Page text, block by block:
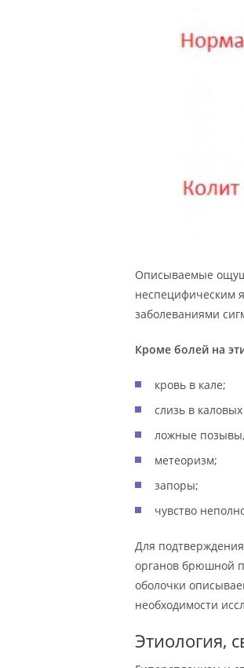
Описываемые
неспецифическим
заболеваниями
Кроме болей на
кровь в кале;
слизь в
ложные позывы,
метеоризм;
запоры;
чувство
Для
органов брюшной
оболочки
необходимости
Этиология,